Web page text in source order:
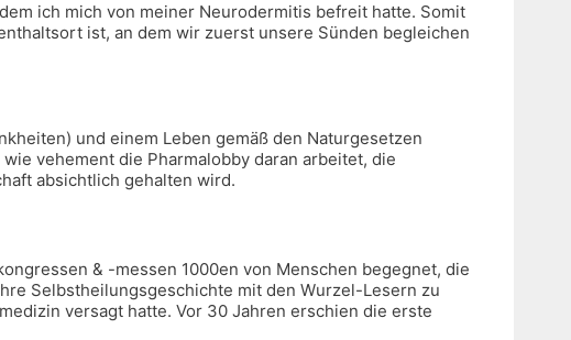
ich mich von meiner Neurodermitis befreit hatte. Somit
ist, an dem wir zuerst unsere Sünden begleichen
und einem Leben gemäß den Naturgesetzen
vehement die Pharmalobby daran arbeitet, die
absichtlich gehalten wird.
& -messen 1000en von Menschen begegnet, die
Selbstheilungsgeschichte mit den Wurzel-Lesern zu
versagt hatte. Vor 30 Jahren erschien die erste